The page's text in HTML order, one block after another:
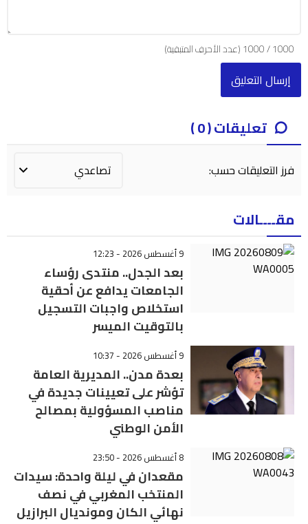
1000
/
1000(عدد الأحرف المتبقية)
تعليقات ( 0 )
فرز التعليقات حسب:
مقــــالات
9 أغسطس 2026 - 12:23
بعد الجدل.. منتدى رؤساء
الجامعات يدافع عن أحقية
استخلاص واجبات التسجيل
بالتوقيت الميسر
9 أغسطس 2026 - 10:37
بعدة مدن.. المديرية العامة
تؤشر على تعيينات جديدة في
مناصب المسؤولية بمصالح
الأمن الوطني
8 أغسطس 2026 - 23:50
مقعدان في ليلة واحدة: سيدات
المنتخب المغربي في نصف
نهائي الكان ومونديال البرازيل